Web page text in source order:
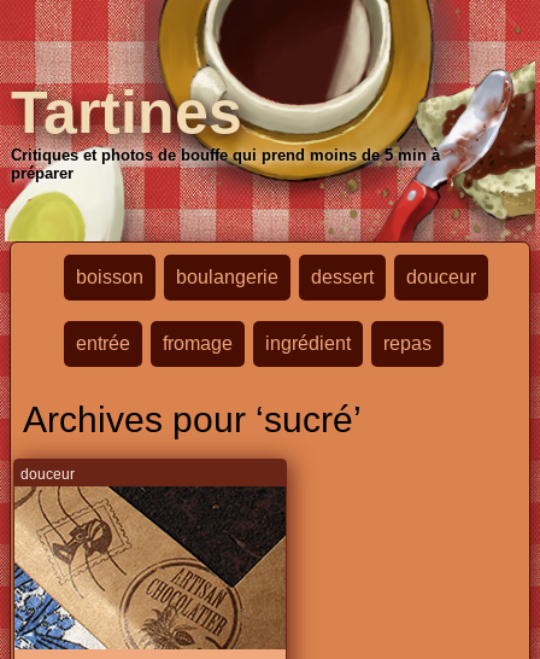
Tartines
Critiques et photos de bouffe qui prend moins de 5 min à
préparer
boisson boulangerie dessert douceur
entrée fromage ingrédient repas
Archives pour ‘sucré’
douceur